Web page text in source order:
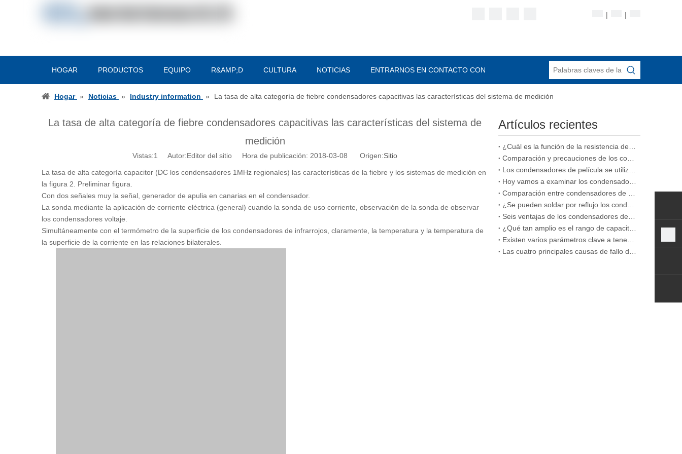
| |
HOGAR PRODUCTOS EQUIPO R&AMP;D CULTURA NOTICIAS ENTRARNOS EN CONTACTO CON
Hogar » Noticias » Industry information » La tasa de alta categoría de fiebre condensadores capacitivas las características del sistema de medición
La tasa de alta categoría de fiebre condensadores capacitivas las características del sistema de
medición
Vistas:1 Autor:Editor del sitio Hora de publicación: 2018-03-08 Origen:Sitio
La tasa de alta categoría capacitor (DC los condensadores 1MHz regionales) las características de la fiebre y los sistemas de medición en
la figura 2. Preliminar figura.
Con dos señales muy la señal, generador de apulia en canarias en el condensador.
La sonda mediante la aplicación de corriente eléctrica (general) cuando la sonda de uso corriente, observación de la sonda de observar
los condensadores voltaje.
Simultáneamente con el termómetro de la superficie de los condensadores de infrarrojos, claramente, la temperatura y la temperatura de
la superficie de la corriente en las relaciones bilaterales.
Artículos recientes